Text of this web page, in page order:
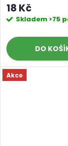
18 Kč
Skladem >75
DO
Akce